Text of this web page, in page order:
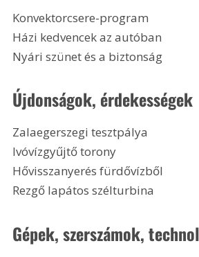
Konvektorcsere-program
Házi kedvencek az autóban
Nyári szünet és a biztonság
Újdonságok, érdekességek
Zalaegerszegi tesztpálya
Ivóvízgyűjtő torony
Hővisszanyerés fürdővízből
Rezgő lapátos szélturbina
Gépek, szerszámok,